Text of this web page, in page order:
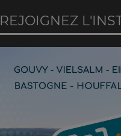
REJOIGNEZ